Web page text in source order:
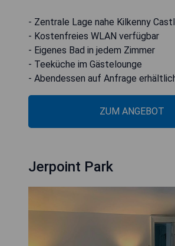
- Zentrale Lage nahe Kilkenny
- Kostenfreies WLAN verfügbar
- Eigenes Bad in jedem Zimmer
- Teeküche im Gästelounge
- Abendessen auf Anfrage
ZUM ANGEBOT
Jerpoint Park